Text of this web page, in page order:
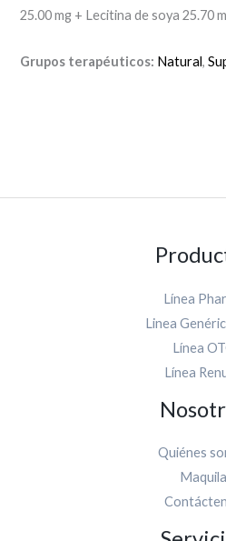
25.00 mg + Lecitina de soya 25.70
Grupos terapéuticos: Natural,
Línea
Linea
Línea
Línea
Quiénes
Maquila